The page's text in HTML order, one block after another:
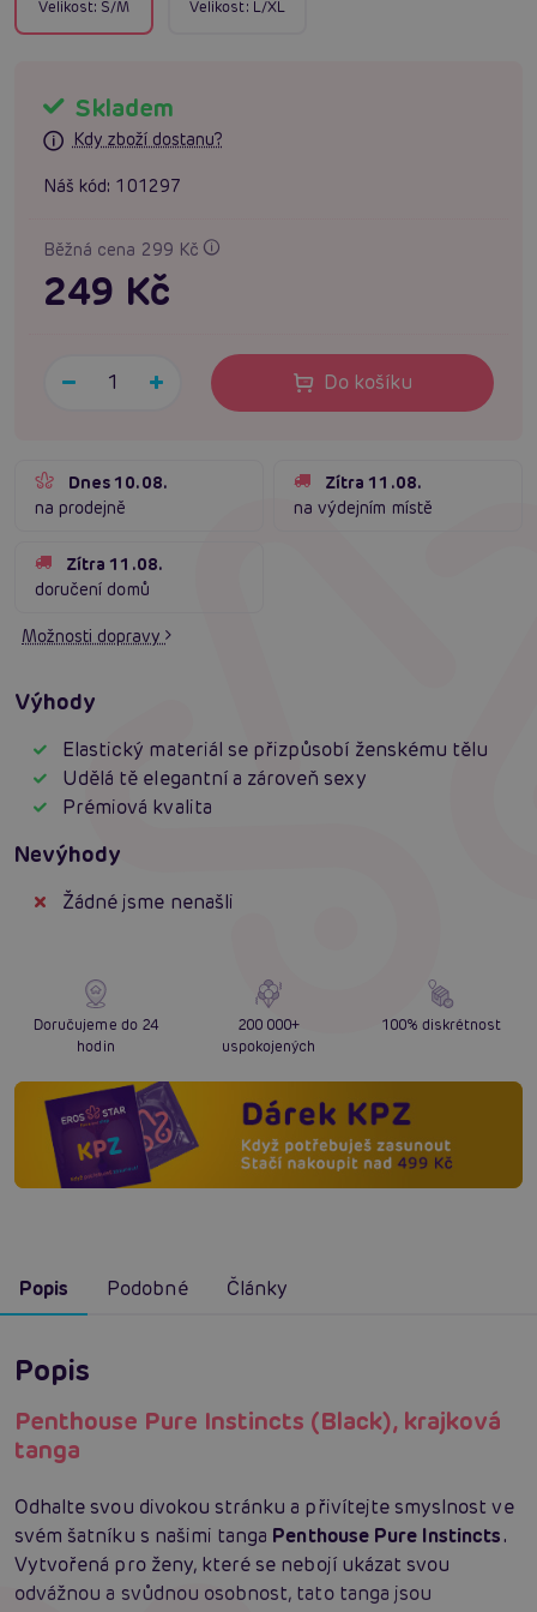
Velikost: S/M Velikost: L/XL
Skladem
Kdy zboží dostanu?
Náš kód: 101297
Běžná cena 299 Kč
249 Kč
Do košíku
Dnes 10.08.
na prodejně
Zítra 11.08.
na výdejním místě
Zítra 11.08.
doručení domů
Možnosti dopravy
Výhody
Elastický materiál se přizpůsobí ženskému tělu
Udělá tě elegantní a zároveň sexy
Prémiová kvalita
Nevýhody
Žádné jsme nenašli
Doručujeme do 24
hodin
200 000+
uspokojených
100% diskrétnost
Popis Podobné Články
Popis
Penthouse Pure Instincts (Black), krajková
tanga
Odhalte svou divokou stránku a přivítejte smyslnost ve
svém šatníku s našimi tanga Penthouse Pure Instincts.
Vytvořená pro ženy, které se nebojí ukázat svou
odvážnou a svůdnou osobnost, tato tanga jsou